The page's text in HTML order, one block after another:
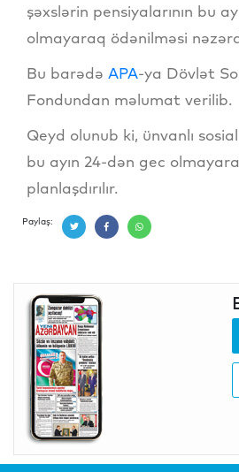
şəxslərin pensiyalarının bu
olmayaraq ödənilməsi
Bu barədə APA-ya Dövlət
Fondundan məlumat verilib.
Qeyd olunub ki, ünvanlı
bu ayın 24-dən gec
planlaşdırılır.
Paylaş: